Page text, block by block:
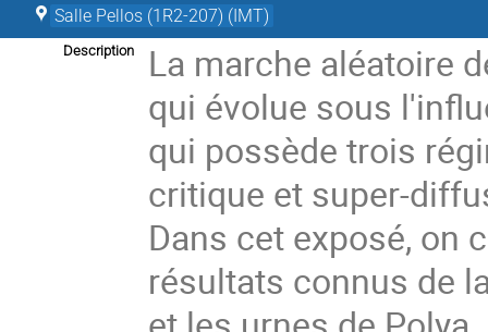
Salle Pellos (1R2-207) (IMT)
Description
La marche aléatoire
qui évolue sous
qui possède trois
critique et super-
Dans cet exposé, on
résultats connus de